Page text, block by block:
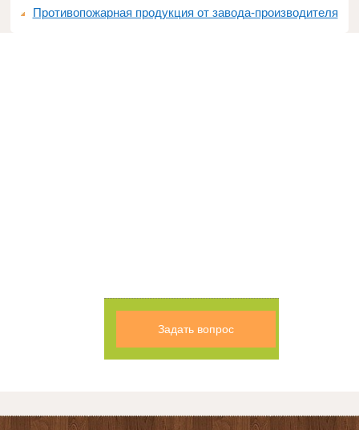
Противопожарная продукция от завода-производителя
Задать вопрос